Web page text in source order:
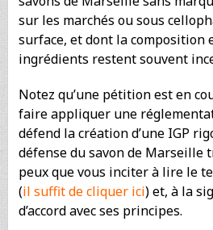
sur les marchés ou sous
surface, et dont la composition
ingrédients restent souvent
Notez qu’une pétition est en
faire appliquer une
défend la création d’une IGP
défense du savon de Marseille
peux que vous inciter à lire le
(il suffit de cliquer ici) et, à la
d’accord avec ses principes.